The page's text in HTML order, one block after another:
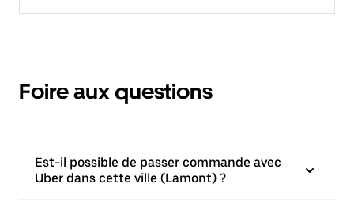
Foire aux questions
Est-il possible de passer commande avec
Uber dans cette ville (Lamont) ?